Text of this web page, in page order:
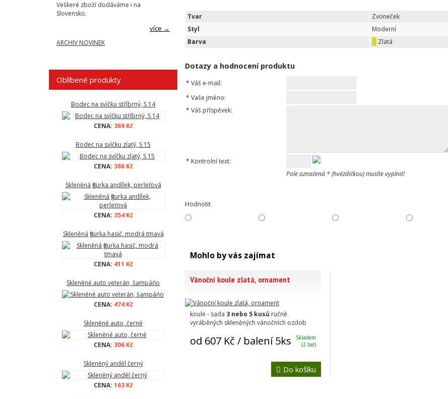
Veškeré zboží dodáváme i na
Slovensko.
více →
ARCHIV NOVINEK
Oblíbené produkty
Bodec na svíčku stříbrný, S 14
CENA: 369 Kč
Bodec na svíčku zlatý, S 15
CENA: 386 Kč
Skleněná figurka andílek, perleťová
CENA: 354 Kč
Skleněná figurka hasič, modrá tmavá
CENA: 411 Kč
Skleněné auto veterán, šampáňo
CENA: 474 Kč
Skleněné auto, černé
CENA: 306 Kč
Skleněný anděl černý
CENA: 163 Kč
Tvar
Zvoneček
Styl
Moderní
Barva
Zlatá
Dotazy a hodnocení produktu
* Váš e-mail:
* Vaše jméno:
* Váš příspěvek:
* Kontrolní text:
Pole označená * (hvězdičkou) musíte vyplnit!
Hodnotit
Mohlo by vás zajímat
Vánoční koule zlatá, ornament
koule - sada 3 nebo 5 kusů ručně
vyráběných skleněných vánočních ozdob
od 607 Kč / balení 5ks
Skladem
(2 bal)
Do košíku